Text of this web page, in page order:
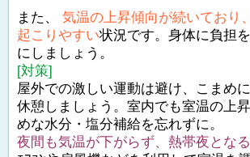
また、 気温の上昇傾向が続いており
起こりやすい状況です。身体に負担
にしましょう。
[対策]
屋外での激しい運動は避け、こまめ
休憩しましょう。室内でも室温の上
めな水分・塩分補給を忘れずに。
夜間も気温が下がらず、熱帯夜となる